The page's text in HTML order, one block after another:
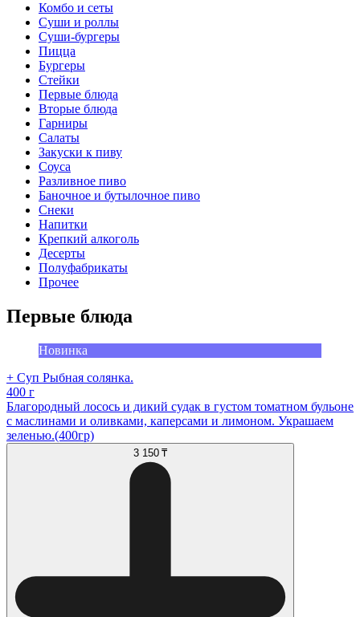
Комбо и сеты
Суши и роллы
Суши-бургеры
Пицца
Бургеры
Стейки
Первые блюда
Вторые блюда
Гарниры
Салаты
Закуски к пиву
Соуса
Разливное пиво
Баночное и бутылочное пиво
Снеки
Напитки
Крепкий алкоголь
Десерты
Полуфабрикаты
Прочее
Первые блюда
Новинка
+ Суп Рыбная солянка.
400 г
Благородный лосось и дикий судак в густом томатном бульоне
с маслинами и оливками, каперсами и лимоном. Украшаем
зеленью.(400гр)
3 150 ₸